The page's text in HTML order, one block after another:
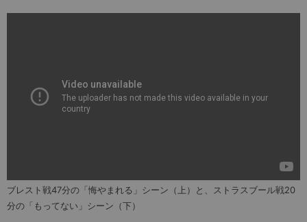
ブレスト戦47分の「悔やまれる」シーン（上）と、ストラスブール戦20
分の「もってない」シーン（下）